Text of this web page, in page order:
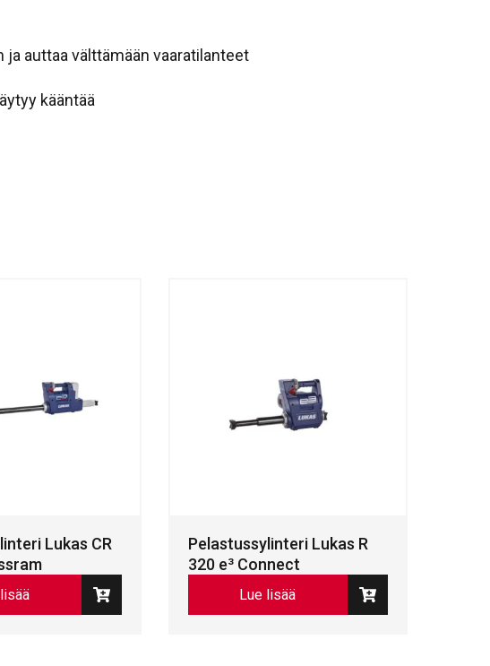
auttaa välttämään vaaratilanteet
kääntää
Lukas CR
Pelastussylinteri Lukas R
320 e³ Connect
Lue lisää